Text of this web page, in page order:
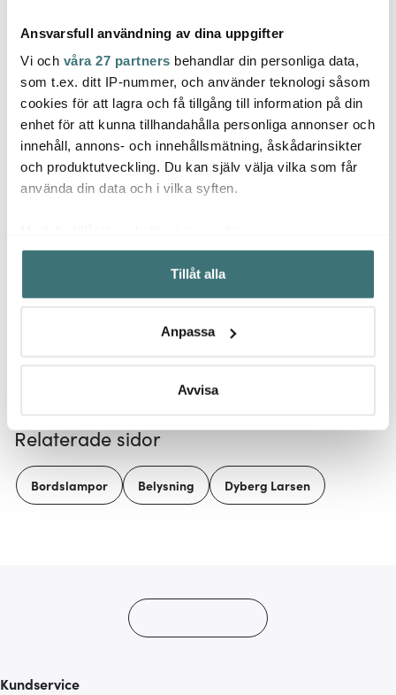
Ansvarsfull användning av dina uppgifter
Vi och våra 27 partners behandlar din personliga data,
som t.ex. ditt IP-nummer, och använder teknologi såsom
cookies för att lagra och få tillgång till information på din
enhet för att kunna tillhandahålla personliga annonser och
innehåll, annons- och innehållsmätning, åskådarinsikter
och produktutveckling. Du kan själv välja vilka som får
använda din data och i vilka syften.
Samla in information om din geografiska plats som
kan ha en noggrannhet på upp till flera meter
Identifiera din enhet genom att aktivt skanna den för
Ta reda på mer om hur dina personliga uppgifter
Du kan ändra eller dra tillbaka ditt samtycke när som
Vi använder cookies för att innehållet och annonserna
ska anpassas efter det som vi tror att du tycker om. Det
gör också att vi kan analysera vår trafik och göra
Tillåt alla
Anpassa
Avvisa
Dyberg Larsen
Sleep vägglampa 17
cm vit
1009 kr
Dyberg Larsen
Sleep vägglampa 17
cm beige
1009 kr
Låt dig inspireras av våra kunder
Relaterade sidor
Bordslampor Belysning Dyberg Larsen
Kundservice